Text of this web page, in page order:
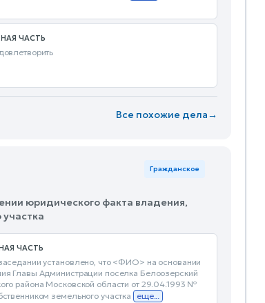
ЧАСТЬ
Все похожие дела→
Гражданское
юридического факта владения,
ЧАСТЬ
установлено, что <ФИО> на основании
Главы Администрации поселка Белоозерский
района Московской области от 29.04.1993 №
земельного участка
еще...